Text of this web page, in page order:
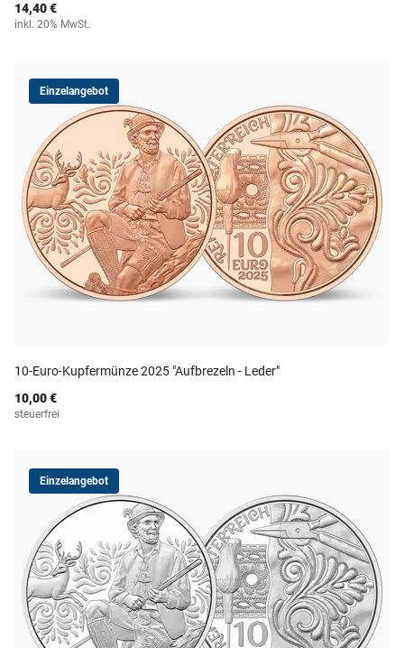
14,40 €
inkl. 20% MwSt.
Einzelangebot
10-Euro-Kupfermünze 2025 "Aufbrezeln - Leder"
10,00 €
steuerfrei
Einzelangebot